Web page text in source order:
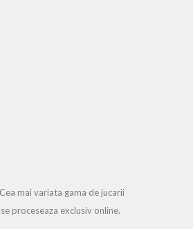
mai variata gama de jucarii
proceseaza exclusiv online.